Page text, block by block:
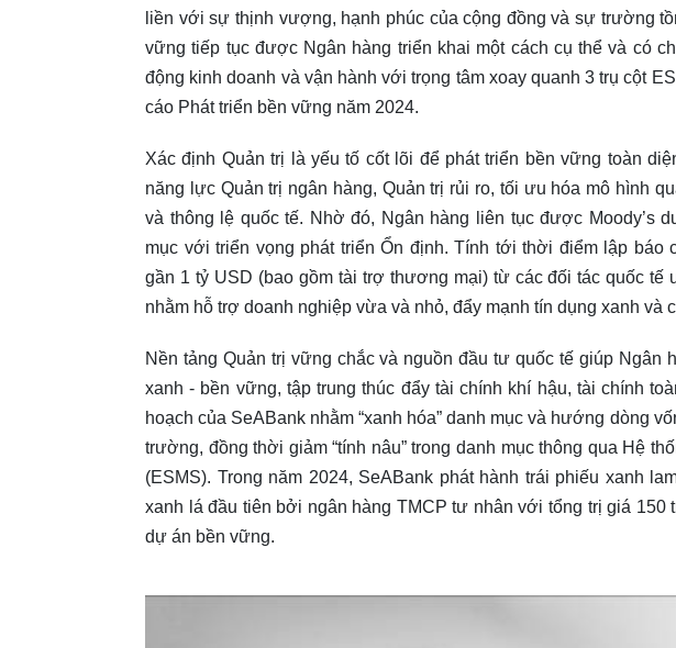
liền với sự thịnh vượng, hạnh phúc của cộng đồng và sự trường
vững tiếp tục được Ngân hàng triển khai một cách cụ thể và có
động kinh doanh và vận hành với trọng tâm xoay quanh 3 trụ cột
cáo Phát triển bền vững năm 2024.
Xác định Quản trị là yếu tố cốt lõi để phát triển bền vững toàn
năng lực Quản trị ngân hàng, Quản trị rủi ro, tối ưu hóa mô hình
và thông lệ quốc tế. Nhờ đó, Ngân hàng liên tục được Moody’s
mục với triển vọng phát triển Ổn định. Tính tới thời điểm lập báo
gần 1 tỷ USD (bao gồm tài trợ thương mại) từ các đối tác quốc tế
nhằm hỗ trợ doanh nghiệp vừa và nhỏ, đẩy mạnh tín dụng xanh và
Nền tảng Quản trị vững chắc và nguồn đầu tư quốc tế giúp Ngân
xanh - bền vững, tập trung thúc đẩy tài chính khí hậu, tài chính
hoạch của SeABank nhằm “xanh hóa” danh mục và hướng dòng
trường, đồng thời giảm “tính nâu” trong danh mục thông qua Hệ
(ESMS). Trong năm 2024, SeABank phát hành trái phiếu xanh
xanh lá đầu tiên bởi ngân hàng TMCP tư nhân với tổng trị giá 150
dự án bền vững.